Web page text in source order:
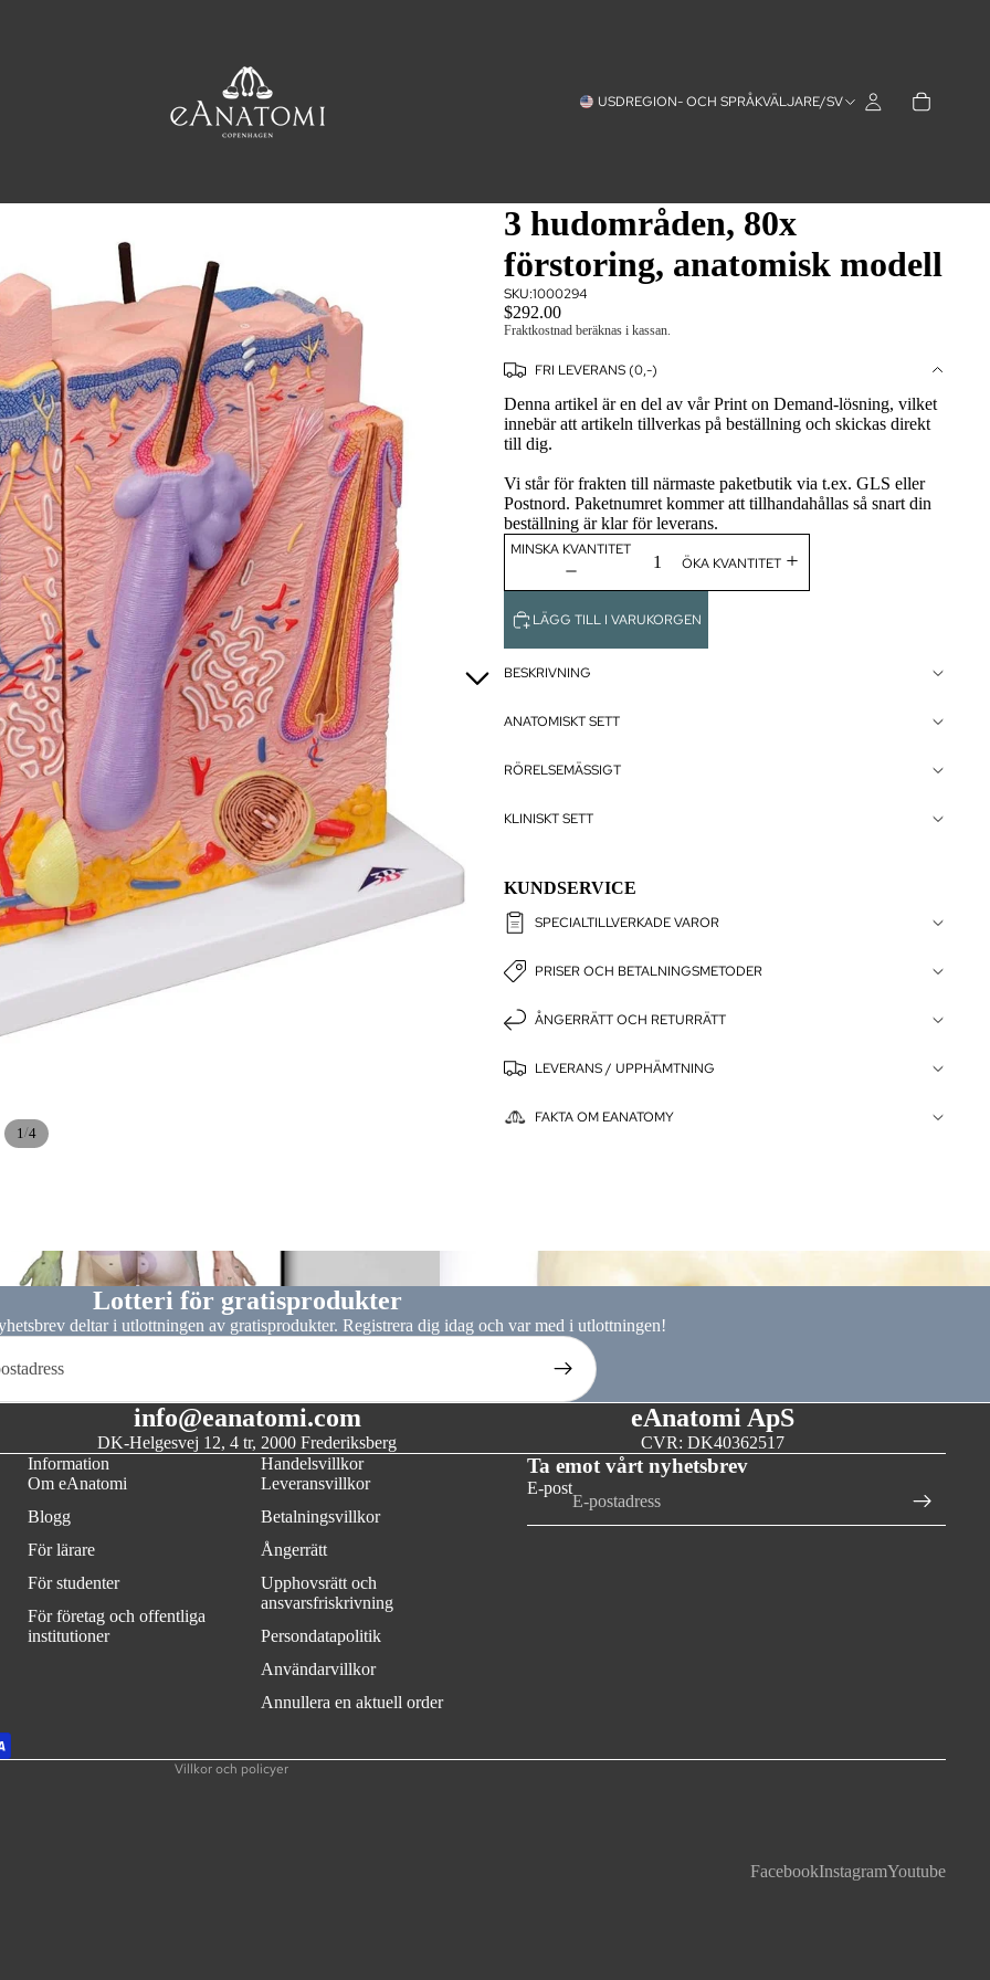
USDREGION- OCH SPRÅKVÄLJARE/SV
1/4
3 hudområden, 80x
förstoring, anatomisk modell
SKU:1000294
$292.00
Fraktkostnad beräknas i kassan.
FRI LEVERANS (0,-)
Denna artikel är en del av vår Print on Demand-lösning, vilket
innebär att artikeln tillverkas på beställning och skickas direkt
till dig.
Vi står för frakten till närmaste paketbutik via t.ex. GLS eller
Postnord. Paketnumret kommer att tillhandahållas så snart din
beställning är klar för leverans.
MINSKA KVANTITET
ÖKA KVANTITET
LÄGG TILL I VARUKORGEN
BESKRIVNING
ANATOMISKT SETT
RÖRELSEMÄSSIGT
KLINISKT SETT
KUNDSERVICE
SPECIALTILLVERKADE VAROR
PRISER OCH BETALNINGSMETODER
ÅNGERRÄTT OCH RETURRÄTT
LEVERANS / UPPHÄMTNING
FAKTA OM EANATOMY
Lotteri för gratisprodukter
deltar i utlottningen av gratisprodukter. Registrera dig idag och var med i utlottningen!
info@eanatomi.com
DK-Helgesvej 12, 4 tr, 2000 Frederiksberg
eAnatomi ApS
CVR: DK40362517
Information
Om eAnatomi
Blogg
För lärare
För studenter
För företag och offentliga
institutioner
Handelsvillkor
Leveransvillkor
Betalningsvillkor
Ångerrätt
Upphovsrätt och
ansvarsfriskrivning
Persondatapolitik
Användarvillkor
Annullera en aktuell order
Ta emot vårt nyhetsbrev
E-post
Villkor och policyer
Återbetalningspolicy
Integritetspolicy
Användarvillkor
Kontaktinformation
FacebookInstagramYoutube